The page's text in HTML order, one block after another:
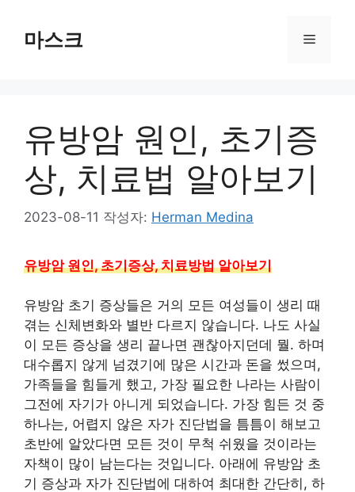
마스크 메
유방암 원인, 초기증
상, 치료법 알아보기
2023-08-11 작성자: Herman Medina
유방암 원인, 초기증상, 치료방법 알아보기
유방암 초기 증상들은 거의 모든 여성들이 생리 때
겪는 신체변화와 별반 다르지 않습니다. 나도 사실
이 모든 증상을 생리 끝나면 괜찮아지던데 뭘. 하며
대수롭지 않게 넘겼기에 많은 시간과 돈을 썼으며,
가족들을 힘들게 했고, 가장 필요한 나라는 사람이
그전에 자기가 아니게 되었습니다. 가장 힘든 것 중
하나는, 어렵지 않은 자가 진단법을 틈틈이 해보고
초반에 알았다면 모든 것이 무척 쉬웠을 것이라는
자책이 많이 남는다는 것입니다. 아래에 유방암 초
기 증상과 자가 진단법에 대하여 최대한 간단히, 하